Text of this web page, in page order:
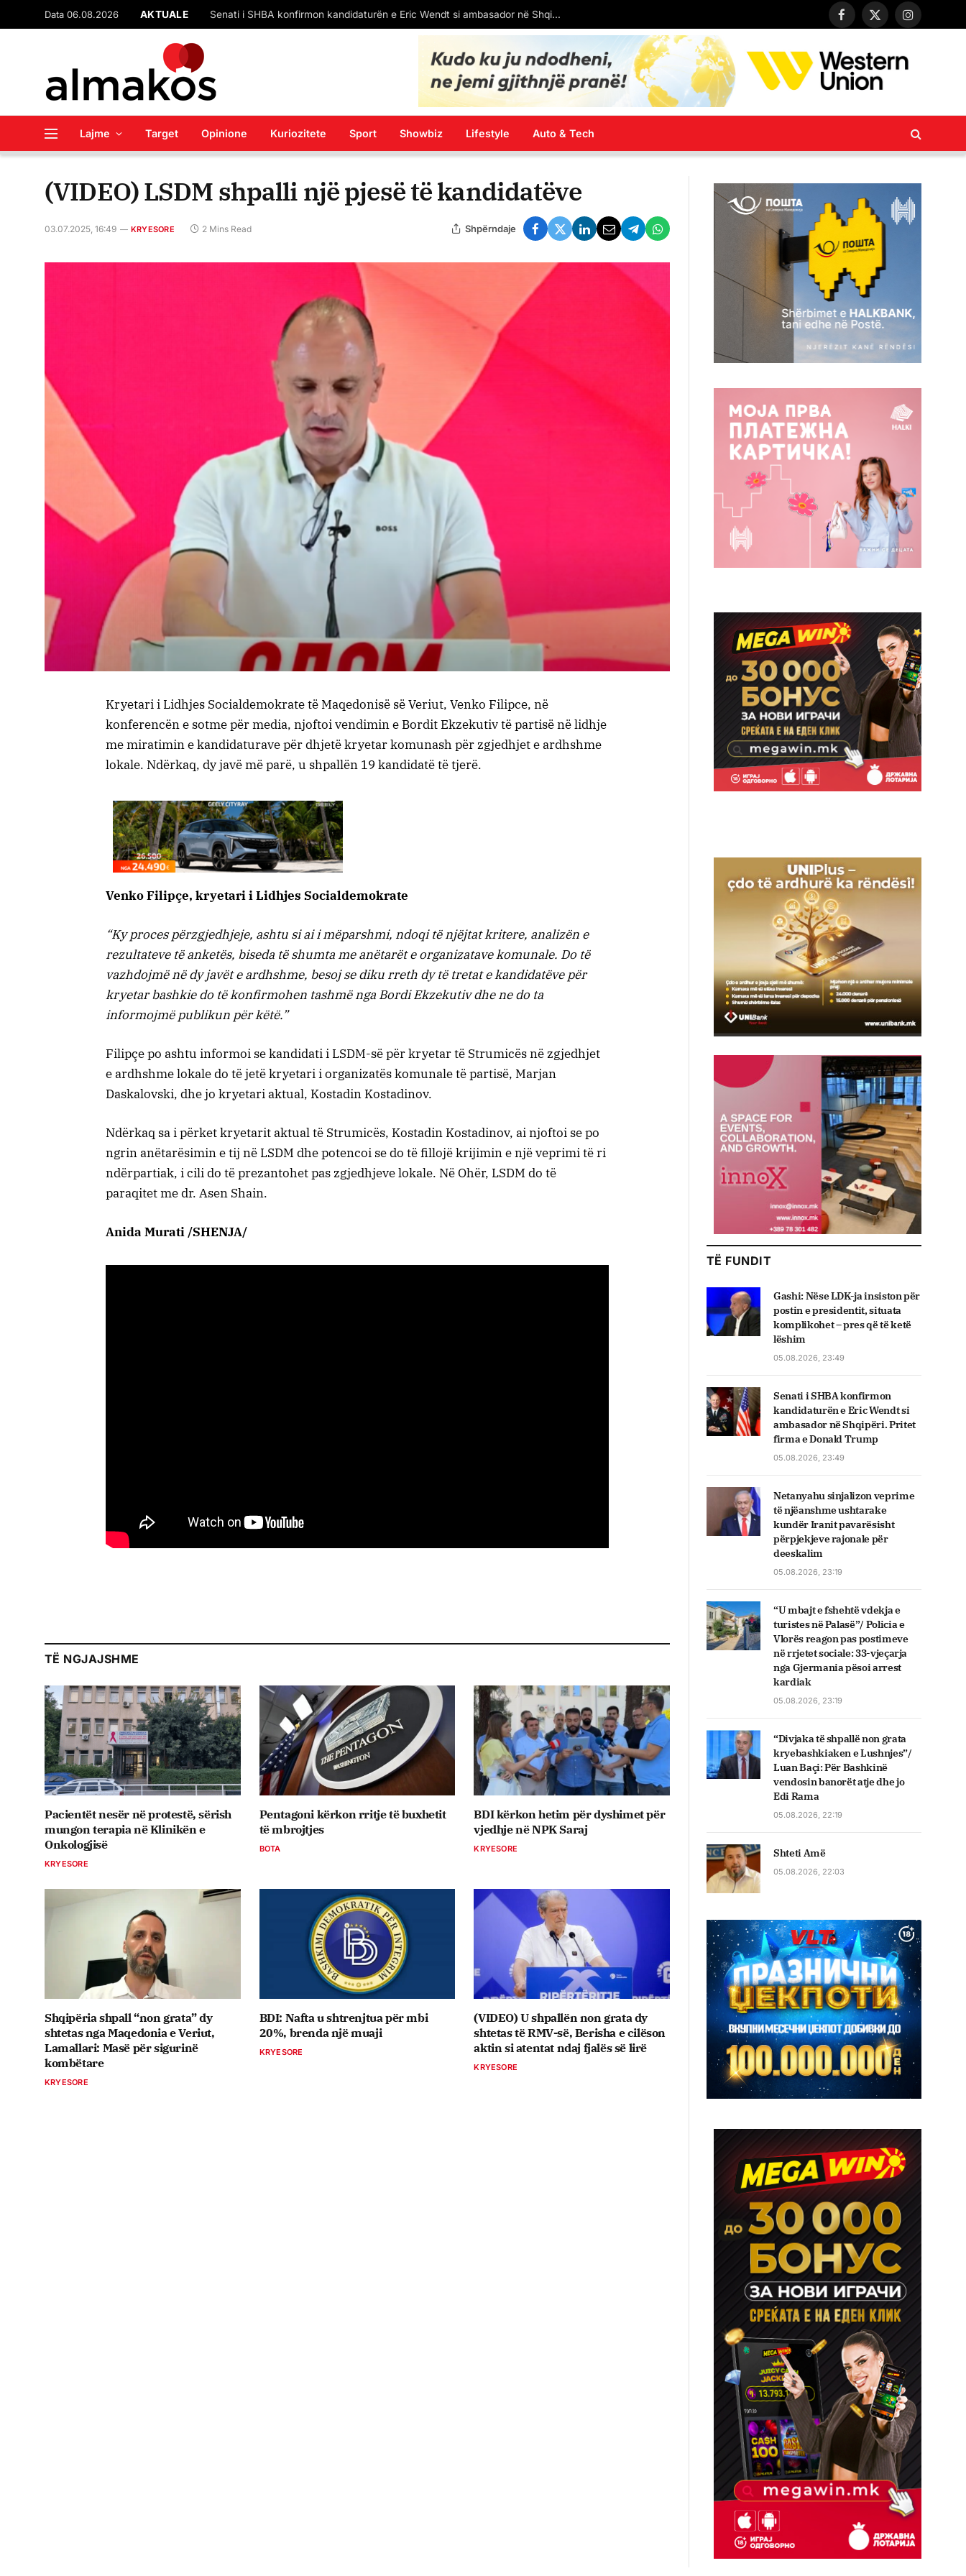
Data 06.08.2026 AKTUALE Senati i SHBA konfirmon kandidaturën e Eric Wendt si ambasador në Shqipëri. Pritet firma e Donald Trump
Facebook
X
Instagram
Lajme Target Opinione Kuriozitete Sport Showbiz Lifestyle Auto & Tech
(VIDEO) LSDM shpalli një pjesë të kandidatëve
03.07.2025, 16:49 KRYESORE 2 Mins Read Shpërndaje
Kryetari i Lidhjes Socialdemokrate të Maqedonisë së Veriut, Venko Filipce, në
konferencën e sotme për media, njoftoi vendimin e Bordit Ekzekutiv të partisë në lidhje
me miratimin e kandidaturave për dhjetë kryetar komunash për zgjedhjet e ardhshme
lokale. Ndërkaq, dy javë më parë, u shpallën 19 kandidatë të tjerë.
Venko Filipçe, kryetari i Lidhjes Socialdemokrate
“Ky proces përzgjedhjeje, ashtu si ai i mëparshmi, ndoqi të njëjtat kritere, analizën e
rezultateve të anketës, biseda të shumta me anëtarët e organizatave komunale. Do të
vazhdojmë në dy javët e ardhshme, besoj se diku rreth dy të tretat e kandidatëve për
kryetar bashkie do të konfirmohen tashmë nga Bordi Ekzekutiv dhe ne do ta
informojmë publikun për këtë.”
Filipçe po ashtu informoi se kandidati i LSDM-së për kryetar të Strumicës në zgjedhjet
e ardhshme lokale do të jetë kryetari i organizatës komunale të partisë, Marjan
Daskalovski, dhe jo kryetari aktual, Kostadin Kostadinov.
Ndërkaq sa i përket kryetarit aktual të Strumicës, Kostadin Kostadinov, ai njoftoi se po
ngrin anëtarësimin e tij në LSDM dhe potencoi se do të fillojë krijimin e një veprimi të ri
ndërpartiak, i cili do të prezantohet pas zgjedhjeve lokale. Në Ohër, LSDM do të
paraqitet me dr. Asen Shain.
Anida Murati /SHENJA/
TË NGJAJSHME
Pacientët nesër në protestë, sërish
mungon terapia në Klinikën e
Onkologjisë
KRYESORE
Pentagoni kërkon rritje të buxhetit
të mbrojtjes
BOTA
BDI kërkon hetim për dyshimet për
vjedhje në NPK Saraj
KRYESORE
Shqipëria shpall “non grata” dy
shtetas nga Maqedonia e Veriut,
Lamallari: Masë për sigurinë
kombëtare
KRYESORE
BDI: Nafta u shtrenjtua për mbi
20%, brenda një muaji
KRYESORE
(VIDEO) U shpallën non grata dy
shtetas të RMV-së, Berisha e cilëson
aktin si atentat ndaj fjalës së lirë
KRYESORE
TË FUNDIT
Gashi: Nëse LDK-ja insiston për
postin e presidentit, situata
komplikohet – pres që të ketë
lëshim
05.08.2026, 23:49
Senati i SHBA konfirmon
kandidaturën e Eric Wendt si
ambasador në Shqipëri. Pritet
firma e Donald Trump
05.08.2026, 23:49
Netanyahu sinjalizon veprime
të njëanshme ushtarake
kundër Iranit pavarësisht
përpjekjeve rajonale për
deeskalim
05.08.2026, 23:19
“U mbajt e fshehtë vdekja e
turistes në Palasë”/ Policia e
Vlorës reagon pas postimeve
në rrjetet sociale: 33-vjeçarja
nga Gjermania pësoi arrest
kardiak
05.08.2026, 23:19
“Divjaka të shpallë non grata
kryebashkiaken e Lushnjes”/
Luan Baçi: Për Bashkinë
vendosin banorët atje dhe jo
Edi Rama
05.08.2026, 22:19
Shteti Amë
05.08.2026, 22:03